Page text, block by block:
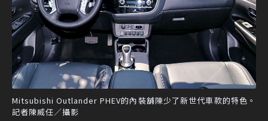
Mitsubishi Outlander PHEV的內裝舖陳少了新世代車款的特色。
記者陳威任／攝影